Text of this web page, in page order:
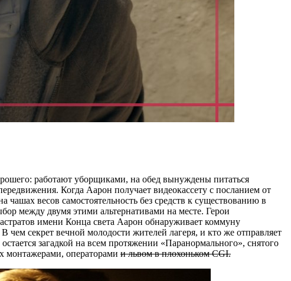
работают уборщиками, на обед вынуждены питаться
Когда Аарон получает видеокассету с посланием от
весов самостоятельность без средств к существованию в
между двумя этими альтернативами на месте. Герои
имени Конца света Аарон обнаруживает коммуну
секрет вечной молодости жителей лагеря, и кто же отправляет
загадкой на всем протяжении «Паранормального», снятого
монтажерами, операторами и львом в плохонькомCGI.